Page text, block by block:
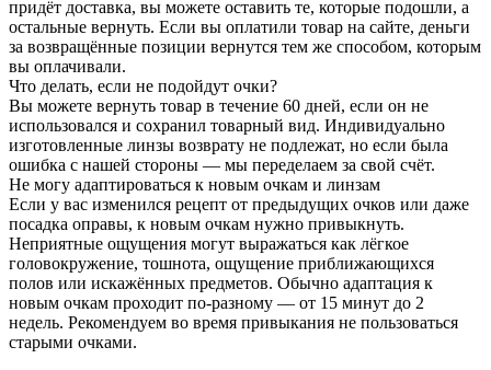
придёт доставка, вы можете оставить те, которые подошли, а
остальные вернуть. Если вы оплатили товар на сайте, деньги
за возвращённые позиции вернутся тем же способом, которым
вы оплачивали.
Что делать, если не подойдут очки?
Вы можете вернуть товар в течение 60 дней, если он не
использовался и сохранил товарный вид. Индивидуально
изготовленные линзы возврату не подлежат, но если была
ошибка с нашей стороны — мы переделаем за свой счёт.
Не могу адаптироваться к новым очкам и линзам
Если у вас изменился рецепт от предыдущих очков или даже
посадка оправы, к новым очкам нужно привыкнуть.
Неприятные ощущения могут выражаться как лёгкое
головокружение, тошнота, ощущение приближающихся
полов или искажённых предметов. Обычно адаптация к
новым очкам проходит по-разному — от 15 минут до 2
недель. Рекомендуем во время привыкания не пользоваться
старыми очками.